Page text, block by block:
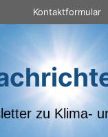
Kontaktformular
zu Klima-